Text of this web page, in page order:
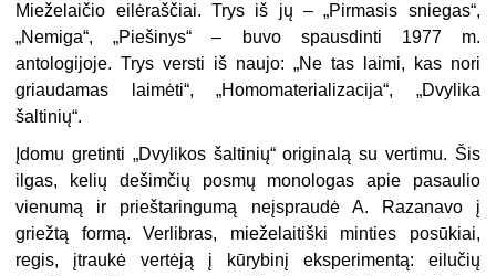
Mieželaičio eilėraščiai. Trys iš jų – „Pirmasis sniegas“,
„Nemiga“, „Piešinys“ – buvo spausdinti 1977 m.
antologijoje. Trys versti iš naujo: „Ne tas laimi, kas nori
griaudamas laimėti“, „Homomaterializacija“, „Dvylika
šaltinių“.
Įdomu gretinti „Dvylikos šaltinių“ originalą su vertimu. Šis
ilgas, kelių dešimčių posmų monologas apie pasaulio
vienumą ir prieštaringumą neįspraudė A. Razanavo į
griežtą formą. Verlibras, mieželaitiški minties posūkiai,
regis, įtraukė vertėją į kūrybinį eksperimentą: eilučių